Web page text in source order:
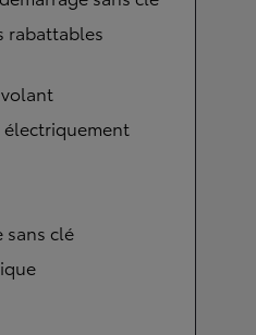
rabattables
électriquement
sans clé